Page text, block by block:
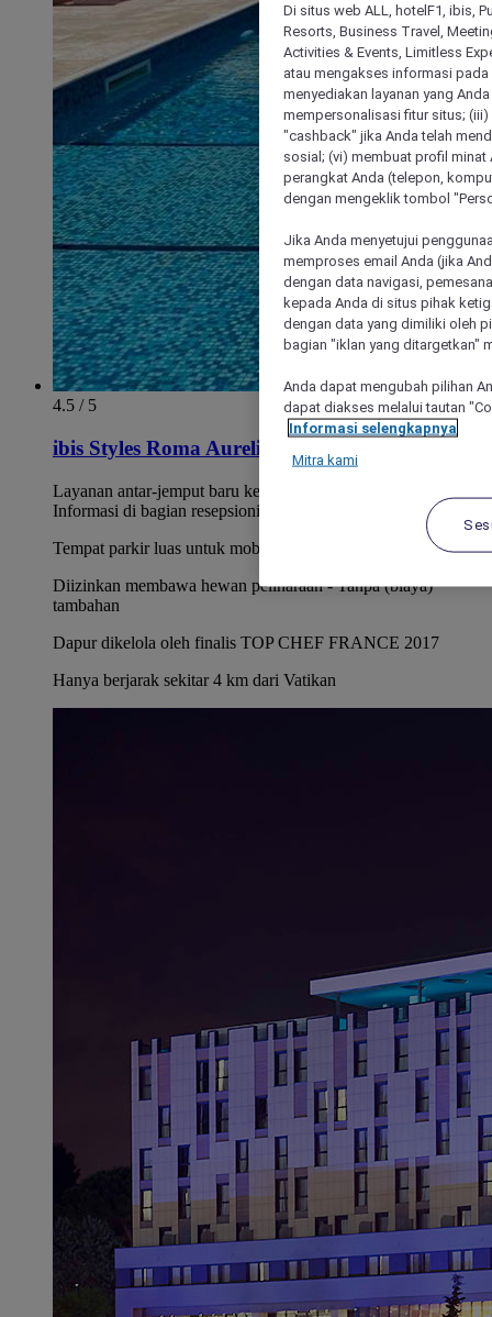
4.5 / 5
ibis Styles Roma Aurelia
Layanan antar-jemput baru ke/dari Metro Ottaviano.
Informasi di bagian resepsionis
Tempat parkir luas untuk mobil dan sepeda motor gratis
Diizinkan membawa hewan peliharaan - Tanpa (biaya)
tambahan
Dapur dikelola oleh finalis TOP CHEF FRANCE 2017
Hanya berjarak sekitar 4 km dari Vatikan
Di situs web ALL, hotelF1, ibis,
Resorts, Business Travel,
Activities & Events, Limitless
atau mengakses informasi
menyediakan layanan yang
mempersonalisasi fitur situs;
"cashback" jika Anda telah
sosial; (vi) membuat profil
perangkat Anda (telepon,
dengan mengeklik tombol
Jika Anda menyetujui
memproses email Anda (jika
dengan data navigasi,
kepada Anda di situs pihak
dengan data yang dimiliki oleh
bagian "iklan yang ditargetkan"
Anda dapat mengubah pilihan
dapat diakses melalui tautan
Informasi selengkapnya
Mitra kami